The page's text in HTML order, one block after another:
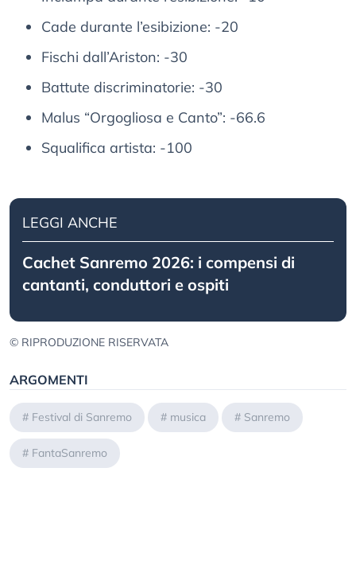
Cade durante l’esibizione: -20
Fischi dall’Ariston: -30
Battute discriminatorie: -30
Malus “Orgogliosa e Canto”: -66.6
Squalifica artista: -100
LEGGI ANCHE
Cachet Sanremo 2026: i compensi di
cantanti, conduttori e ospiti
© RIPRODUZIONE RISERVATA
ARGOMENTI
# Festival di Sanremo # musica # Sanremo
# FantaSanremo